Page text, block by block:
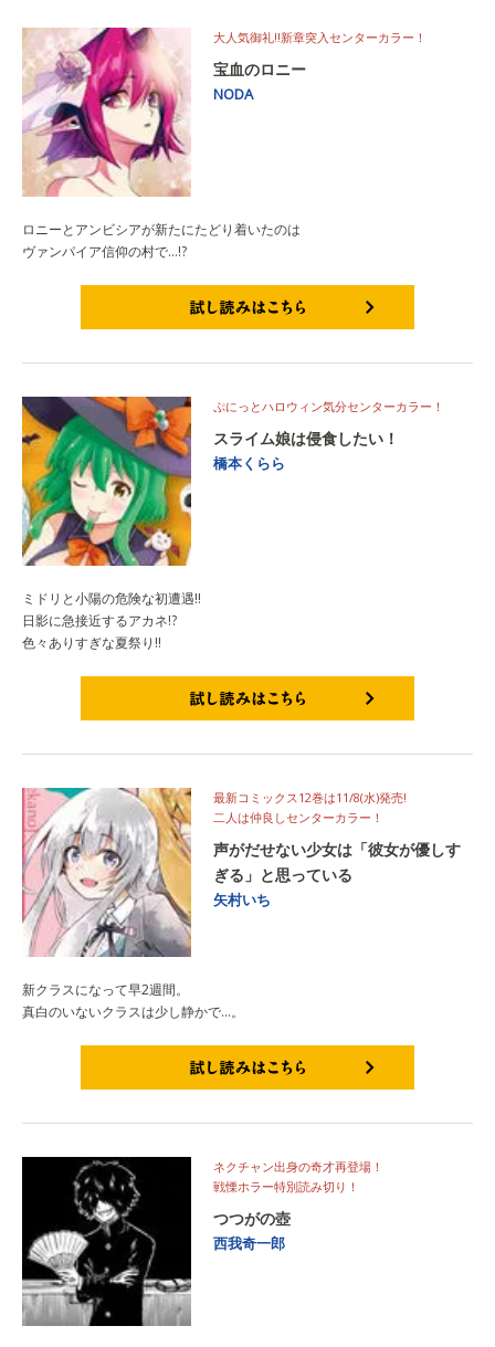
大人気御礼‼新章突入センターカラー！
宝血のロニー
NODA
ロニーとアンビシアが新たにたどり着いたのは
ヴァンパイア信仰の村で…!?
ぷにっとハロウィン気分センターカラー！
スライム娘は侵食したい！
橋本くらら
ミドリと小陽の危険な初遭遇‼
日影に急接近するアカネ!?
色々ありすぎな夏祭り‼
最新コミックス12巻は11/8(水)発売!
二人は仲良しセンターカラー！
声がだせない少女は「彼女が優しす
ぎる」と思っている
矢村いち
新クラスになって早2週間。
真白のいないクラスは少し静かで…。
ネクチャン出身の奇才再登場！
戦慄ホラー特別読み切り！
つつがの壺
西我奇一郎